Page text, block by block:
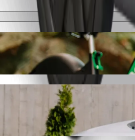
el-sykler
med sparkesykler eller el-sykler
til Joniškės sodai
Bolt samkjøring hvis du leter etter den
til deg.